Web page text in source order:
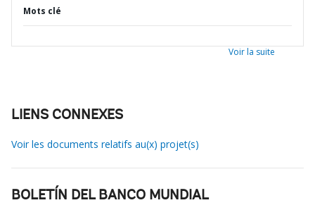
Mots clé
Voir la suite
LIENS CONNEXES
Voir les documents relatifs au(x) projet(s)
BOLETÍN DEL BANCO MUNDIAL